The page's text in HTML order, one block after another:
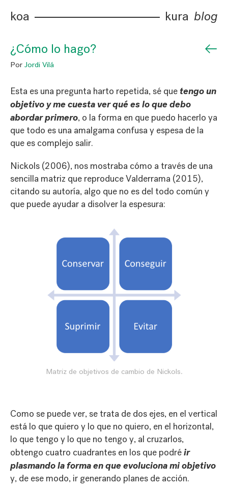
koa kura blog
¿Cómo lo hago? ←
Por Jordi Vilá
Esta es una pregunta harto repetida, sé quetengo un
objetivo y me cuesta ver qué es lo que debo
abordar primero, o la forma en que puedo hacerlo ya
que todo es una amalgama confusa y espesa de la
que es complejo salir.
Nickols (2006), nos mostraba cómo a través de una
sencilla matriz que reproduce Valderrama (2015),
citando su autoría, algo que no es del todo común y
que puede ayudar a disolver la espesura:
Matriz de objetivos de cambio de Nickols.
Como se puede ver, se trata de dos ejes, en el vertical
está lo que quiero y lo que no quiero, en el horizontal,
lo que tengo y lo que no tengo y, al cruzarlos,
obtengo cuatro cuadrantes en los que podréir
plasmando la forma en que evoluciona mi objetivo
y, de ese modo, ir generando planes de acción.